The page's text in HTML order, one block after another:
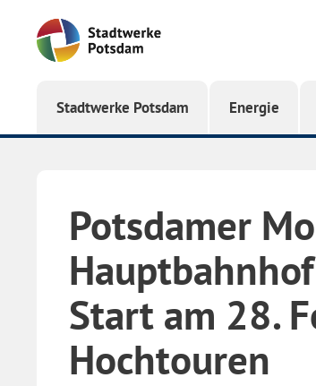
Startseite
Stadtwerke Potsdam Energie
Potsdamer
Start am 28.
Hochtouren